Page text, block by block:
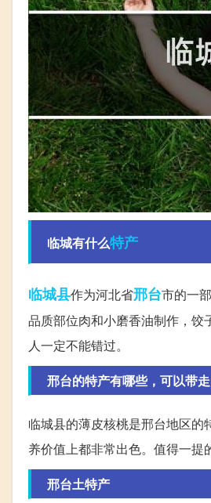
临城有什么特产
临城县作为河北省邢台市的一
品质部位肉和小磨香油制作，饺
人一定不能错过。
邢台的特产有哪些，可以带
临城县的薄皮核桃是邢台地区
养价值上都非常出色。值得一提
邢台土特产